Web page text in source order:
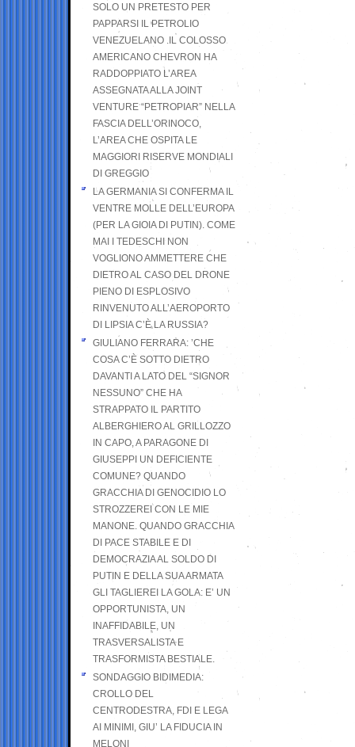
SOLO UN PRETESTO PER
PAPPARSI IL PETROLIO
VENEZUELANO .IL COLOSSO
AMERICANO CHEVRON HA
RADDOPPIATO L’AREA
ASSEGNATA ALLA JOINT
VENTURE “PETROPIAR” NELLA
FASCIA DELL’ORINOCO,
L’AREA CHE OSPITA LE
MAGGIORI RISERVE MONDIALI
DI GREGGIO
LA GERMANIA SI CONFERMA IL
VENTRE MOLLE DELL’EUROPA
(PER LA GIOIA DI PUTIN). COME
MAI I TEDESCHI NON
VOGLIONO AMMETTERE CHE
DIETRO AL CASO DEL DRONE
PIENO DI ESPLOSIVO
RINVENUTO ALL’AEROPORTO
DI LIPSIA C’È LA RUSSIA?
GIULIANO FERRARA: ’CHE
COSA C’È SOTTO DIETRO
DAVANTI A LATO DEL “SIGNOR
NESSUNO” CHE HA
STRAPPATO IL PARTITO
ALBERGHIERO AL GRILLOZZO
IN CAPO, A PARAGONE DI
GIUSEPPI UN DEFICIENTE
COMUNE? QUANDO
GRACCHIA DI GENOCIDIO LO
STROZZEREI CON LE MIE
MANONE. QUANDO GRACCHIA
DI PACE STABILE E DI
DEMOCRAZIA AL SOLDO DI
PUTIN E DELLA SUA ARMATA
GLI TAGLIEREI LA GOLA: E’ UN
OPPORTUNISTA, UN
INAFFIDABILE, UN
TRASVERSALISTA E
TRASFORMISTA BESTIALE.
SONDAGGIO BIDIMEDIA:
CROLLO DEL
CENTRODESTRA, FDI E LEGA
AI MINIMI, GIU’ LA FIDUCIA IN
MELONI